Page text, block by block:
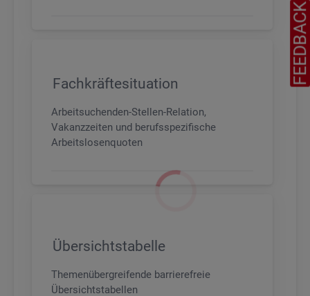
Fachkräftesituation
Arbeitsuchenden-Stellen-Relation,
Vakanzzeiten und berufsspezifische
Arbeitslosenquoten
Übersichtstabelle
Themenübergreifende barrierefreie
Übersichtstabellen
FEEDBACK